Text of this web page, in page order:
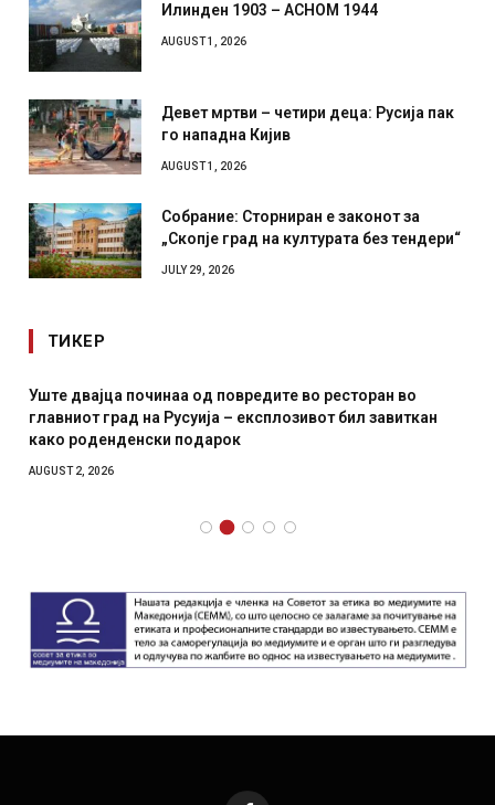
Илинден 1903 – АСНОМ 1944
AUGUST 1, 2026
Девет мртви – четири деца: Русија пак
го нападна Кијив
AUGUST 1, 2026
Собрание: Сторниран е законот за
„Скопје град на културата без тендери“
JULY 29, 2026
ТИКЕР
Уште двајца починаа од повредите во ресторан во
главниот град на Русуија – експлозивот бил завиткан
како роденденски подарок
AUGUST 2, 2026